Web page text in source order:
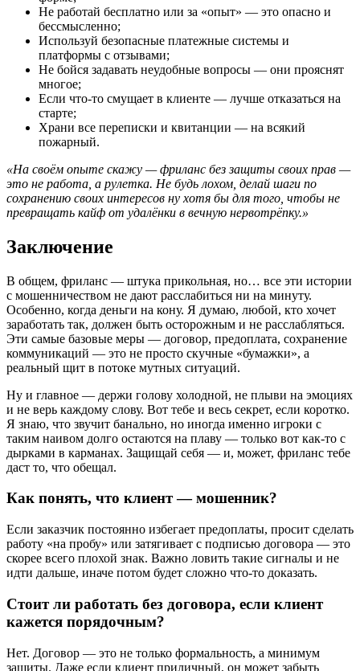
Не работай бесплатно или за «опыт» — это опасно и
бессмысленно;
Используй безопасные платежные системы и
платформы с отзывами;
Не бойся задавать неудобные вопросы — они прояснят
многое;
Если что-то смущает в клиенте — лучше отказаться на
старте;
Храни все переписки и квитанции — на всякий
пожарный.
«На своём опыте скажу — фриланс без защиты своих прав —
это не работа, а рулетка. Не будь лохом, делай шаги по
сохранению своих интересов ну хотя бы для того, чтобы не
превращать кайф от удалёнки в вечную нервотрёпку.»
Заключение
В общем, фриланс — штука прикольная, но… все эти истории
с мошенничеством не дают расслабиться ни на минуту.
Особенно, когда деньги на кону. Я думаю, любой, кто хочет
заработать так, должен быть осторожным и не расслабляться.
Эти самые базовые меры — договор, предоплата, сохранение
коммуникаций — это не просто скучные «бумажки», а
реальный щит в потоке мутных ситуаций.
Ну и главное — держи голову холодной, не плыви на эмоциях
и не верь каждому слову. Вот тебе и весь секрет, если коротко.
Я знаю, что звучит банально, но иногда именно игроки с
таким наивом долго остаются на плаву — только вот как-то с
дырками в карманах. Защищай себя — и, может, фриланс тебе
даст то, что обещал.
Как понять, что клиент — мошенник?
Если заказчик постоянно избегает предоплаты, просит сделать
работу «на пробу» или затягивает с подписью договора — это
скорее всего плохой знак. Важно ловить такие сигналы и не
идти дальше, иначе потом будет сложно что-то доказать.
Стоит ли работать без договора, если клиент
кажется порядочным?
Нет. Договор — это не только формальность, а минимум
защиты. Даже если клиент приличный, он может забыть